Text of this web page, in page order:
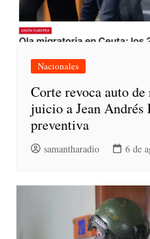
Nacionales
Corte revoca auto
juicio a Jean
preventiva
samantharadio 6 de